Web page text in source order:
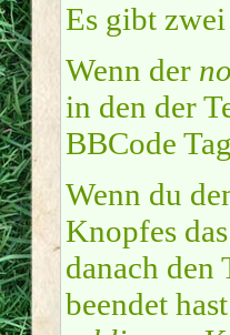
Es gibt
Wenn der
in den der
BBCode
Wenn du
Knopfes
danach den
beendet